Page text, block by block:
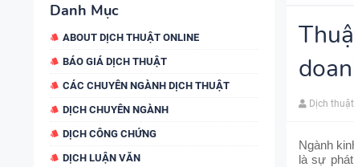
Danh Mục
ABOUT DỊCH THUẬT ONLINE
BÁO GIÁ DỊCH THUẬT
CÁC CHUYÊN NGÀNH DỊCH THUẬT
DỊCH CHUYÊN NGÀNH
DỊCH CÔNG CHỨNG
DỊCH LUẬN VĂN
Dịch
Ngành
là sự